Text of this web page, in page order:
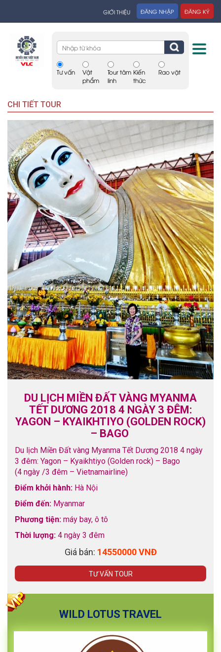
GIỚI THIỆU ĐĂNG NHẬP ĐĂNG KÝ
Tư vấn
Vật
phẩm
Tour tâm
linh
Kiến
thức
Rao vặt
CHI TIẾT TOUR
DU LỊCH MIỀN ĐẤT VÀNG MYANMA
TẾT DƯƠNG 2018 4 NGÀY 3 ĐÊM:
YAGON – KYAIKHTIYO (GOLDEN ROCK)
– BAGO
Du lịch Miền Đất vàng Myanma Tết Dương 2018 4 ngày
3 đêm: Yagon – Kyaikhtiyo (Golden rock) – Bago
(4 ngày /3 đêm – Vietnamairline)
Điểm khởi hành: Hà Nội
Điểm đến: Myanmar
Phương tiện: máy bay, ô tô
Thời lượng: 4 ngày 3 đêm
Giá bán: 14550000 VNĐ
TƯ VẤN TOUR
WILD LOTUS TRAVEL